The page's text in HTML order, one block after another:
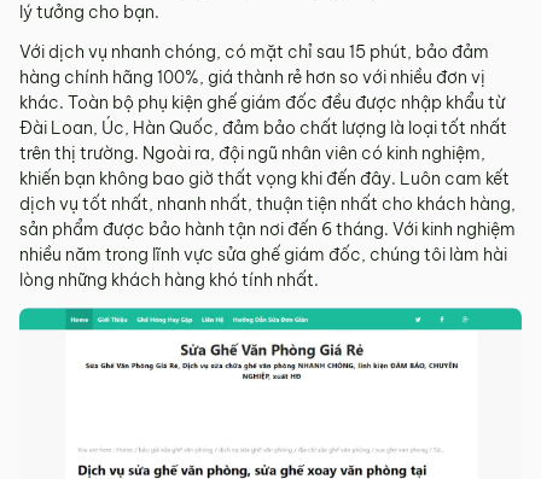
lý tưởng cho bạn.
Với dịch vụ nhanh chóng, có mặt chỉ sau 15 phút, bảo đảm
hàng chính hãng 100%, giá thành rẻ hơn so với nhiều đơn vị
khác. Toàn bộ phụ kiện ghế giám đốc đều được nhập khẩu từ
Đài Loan, Úc, Hàn Quốc, đảm bảo chất lượng là loại tốt nhất
trên thị trường. Ngoài ra, đội ngũ nhân viên có kinh nghiệm,
khiến bạn không bao giờ thất vọng khi đến đây. Luôn cam kết
dịch vụ tốt nhất, nhanh nhất, thuận tiện nhất cho khách hàng,
sản phẩm được bảo hành tận nơi đến 6 tháng. Với kinh nghiệm
nhiều năm trong lĩnh vực sửa ghế giám đốc, chúng tôi làm hài
lòng những khách hàng khó tính nhất.